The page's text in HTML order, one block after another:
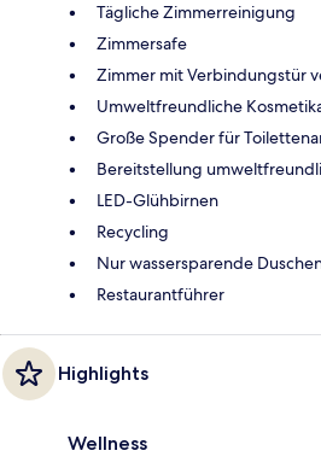
Tägliche Zimmerreinigung
Zimmersafe
Zimmer mit Verbindungstür
Umweltfreundliche
Große Spender für
Bereitstellung
LED-Glühbirnen
Recycling
Nur wassersparende
Restaurantführer
Highlights
Wellness